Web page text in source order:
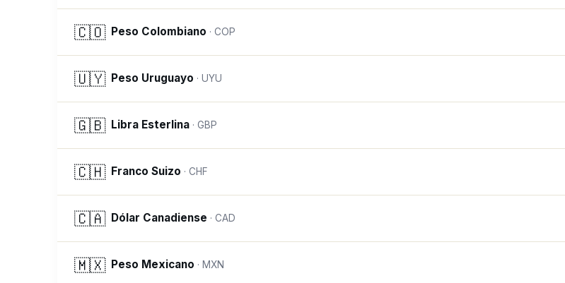
🇨🇴 Peso Colombiano · COP
🇺🇾 Peso Uruguayo · UYU
🇬🇧 Libra Esterlina · GBP
🇨🇭 Franco Suizo · CHF
🇨🇦 Dólar Canadiense · CAD
🇲🇽 Peso Mexicano · MXN